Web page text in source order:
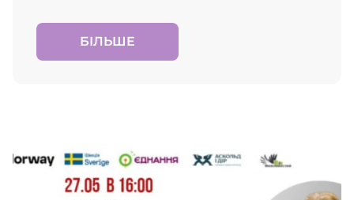
БІЛЬШЕ